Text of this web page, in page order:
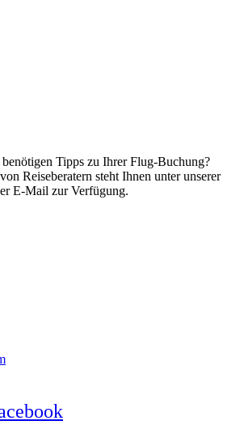
benötigen Tipps zu Ihrer Flug-Buchung?
Reiseberatern steht Ihnen unter unserer
E-Mail zur Verfügung.